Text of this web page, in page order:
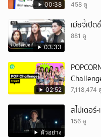
00:38 458 ดู
03:33
เมียจี้เปิ
881 ดู
02:52 7,118,474
ตัวอย่าง
สไปเดอร์
156 ดู